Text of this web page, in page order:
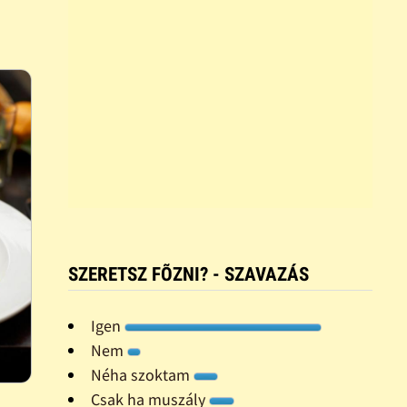
SZERETSZ FÕZNI? - SZAVAZÁS
Igen
Nem
Néha szoktam
Csak ha muszály